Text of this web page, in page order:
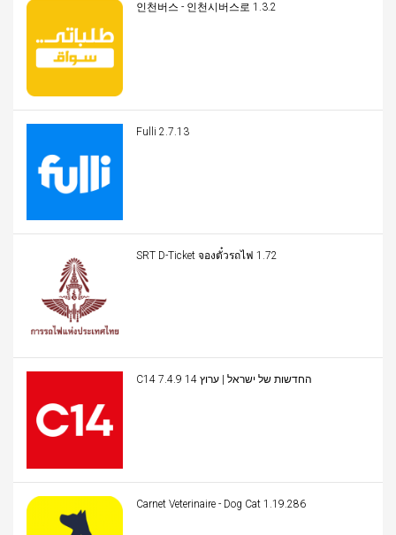
인천버스 - 인천시버스로 1.3.2
Fulli 2.7.13
SRT D-Ticket จองตั๋วรถไฟ 1.72
C14 החדשות של ישראל | ערוץ 14 7.4.9
Carnet Veterinaire - Dog Cat 1.19.286